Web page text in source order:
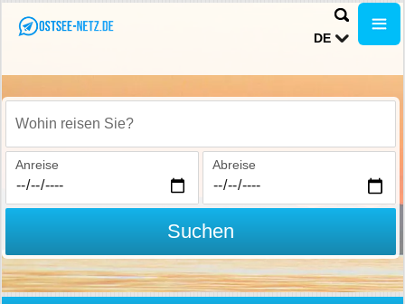
DE
Wohin reisen Sie?
Anreise Abreise
Suchen